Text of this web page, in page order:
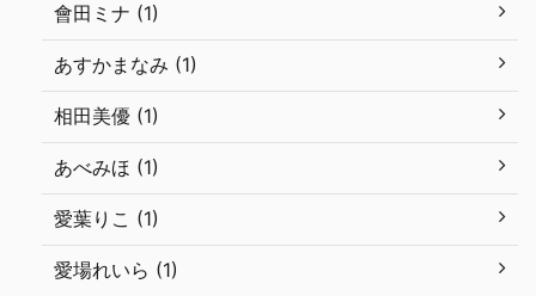
會田ミナ (1)
あすかまなみ (1)
相田美優 (1)
あべみほ (1)
愛葉りこ (1)
愛場れいら (1)